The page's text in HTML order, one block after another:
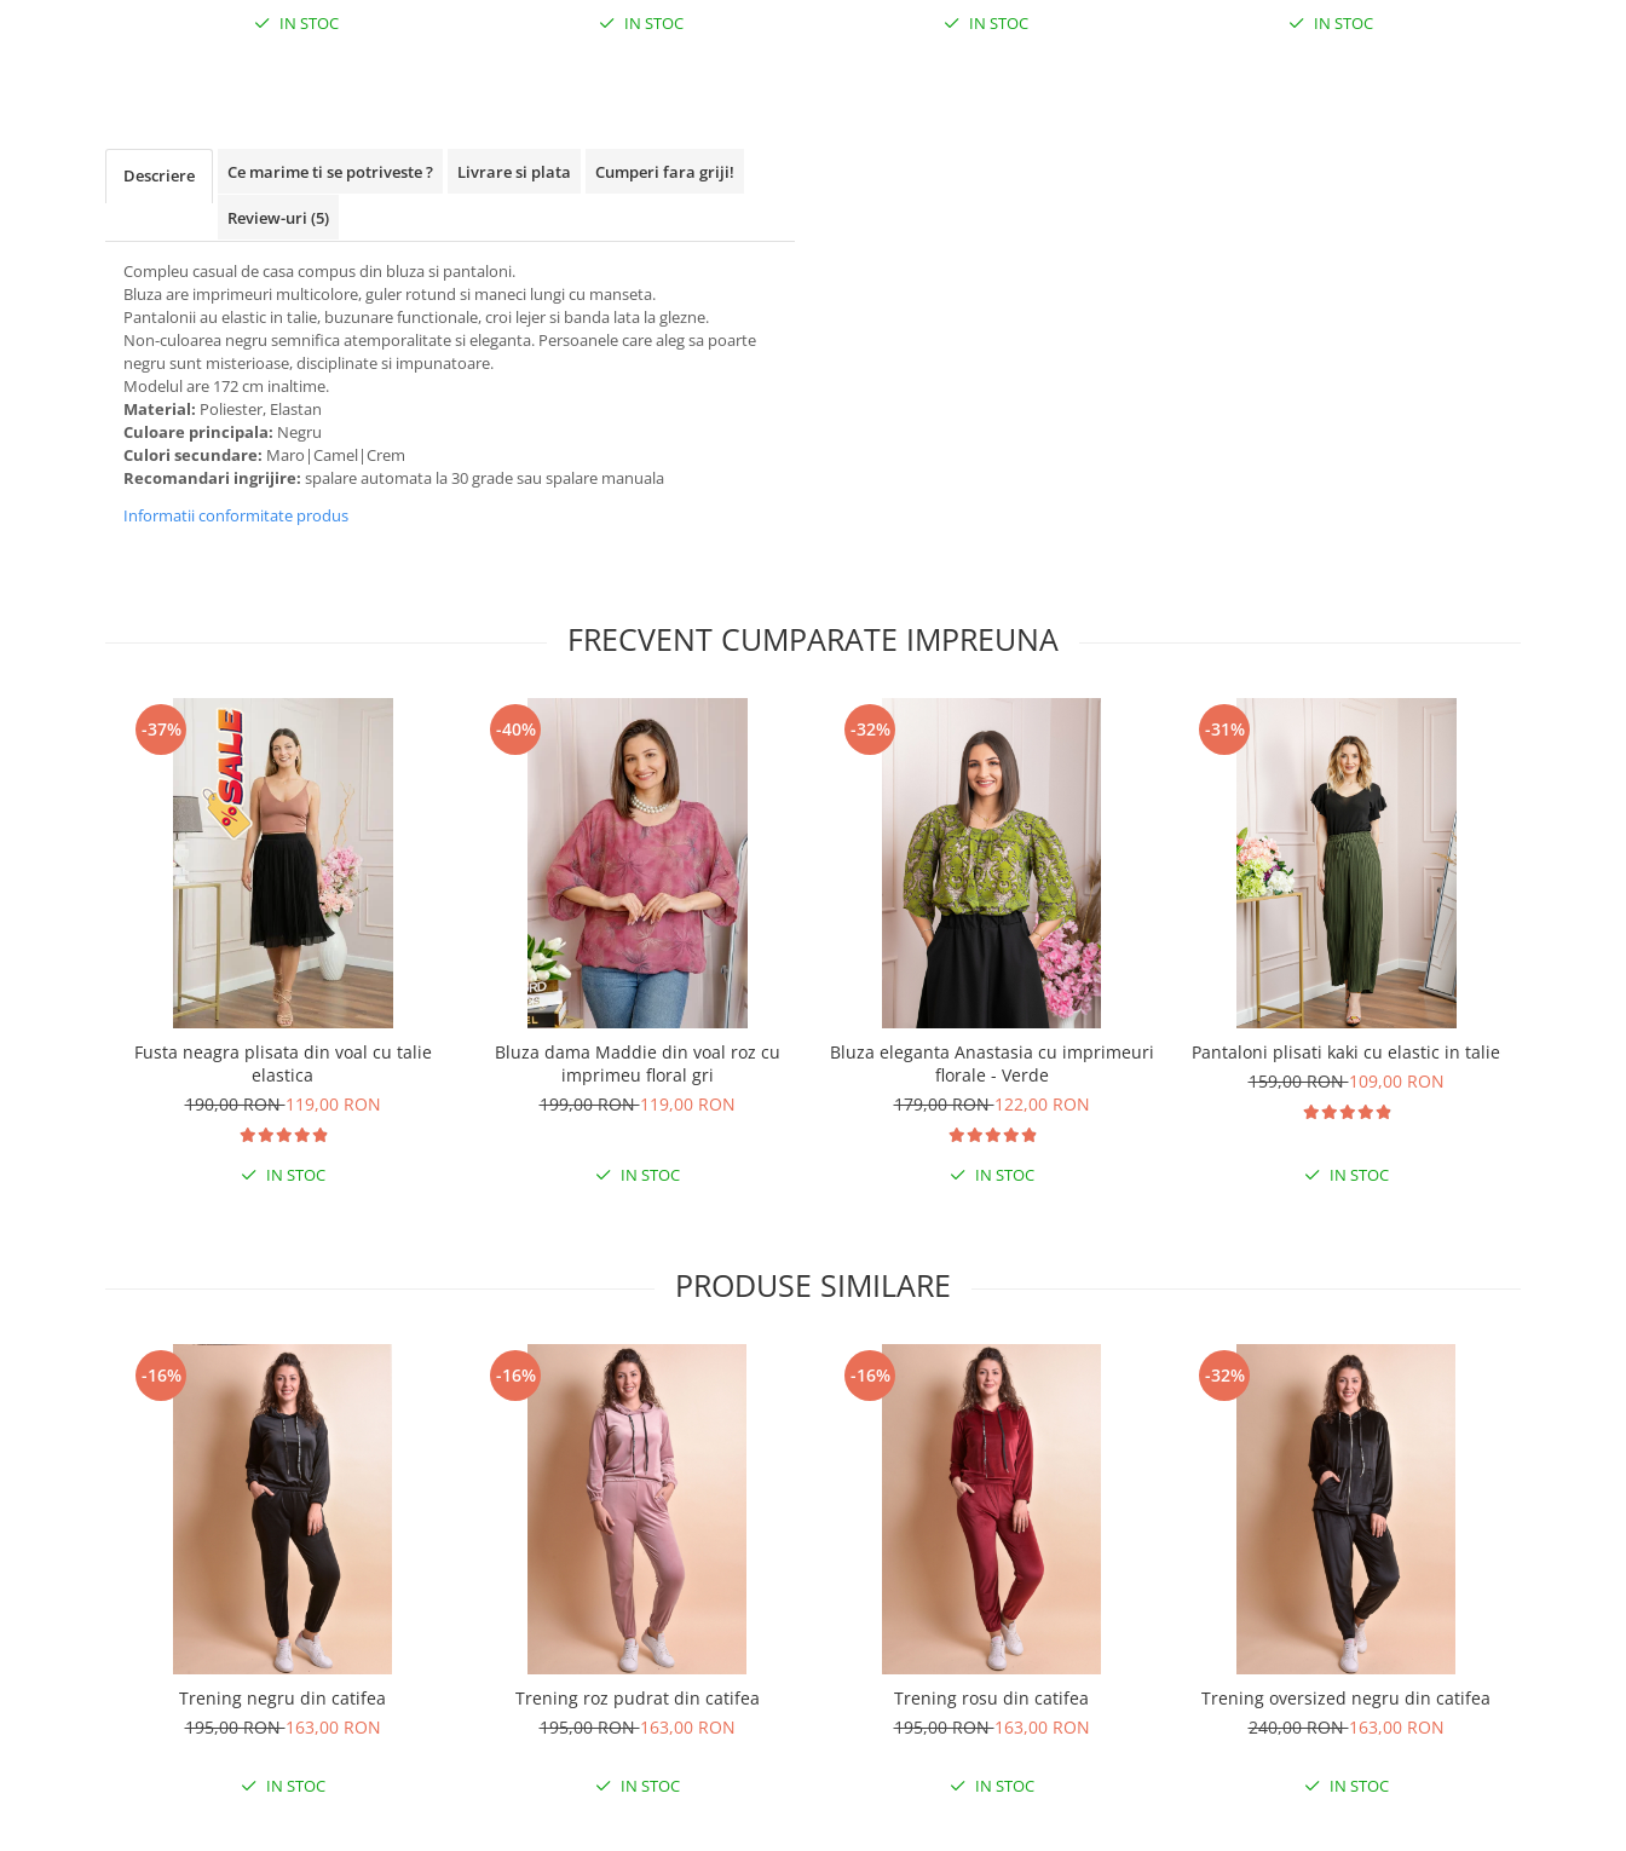
IN STOC IN STOC IN STOC IN STOC
Descriere Ce marime ti se potriveste ? Livrare si plata Cumperi fara griji!
Review-uri (5)
Compleu casual de casa compus din bluza si pantaloni.
Bluza are imprimeuri multicolore, guler rotund si maneci lungi cu manseta.
Pantalonii au elastic in talie, buzunare functionale, croi lejer si banda lata la glezne.
Non-culoarea negru semnifica atemporalitate si eleganta. Persoanele care aleg sa poarte
negru sunt misterioase, disciplinate si impunatoare.
Modelul are 172 cm inaltime.
Material: Poliester, Elastan
Culoare principala: Negru
Culori secundare: Maro|Camel|Crem
Recomandari ingrijire: spalare automata la 30 grade sau spalare manuala
Informatii conformitate produs
FRECVENT CUMPARATE IMPREUNA
-37%
Fusta neagra plisata din voal cu talie
elastica
190,00 RON119,00 RON
IN STOC
-40%
Bluza dama Maddie din voal roz cu
imprimeu floral gri
199,00 RON119,00 RON
IN STOC
-32%
Bluza eleganta Anastasia cu imprimeuri
florale - Verde
179,00 RON122,00 RON
IN STOC
-31%
Pantaloni plisati kaki cu elastic in talie
159,00 RON109,00 RON
IN STOC
PRODUSE SIMILARE
-16%
Trening negru din catifea
195,00 RON163,00 RON
IN STOC
-16%
Trening roz pudrat din catifea
195,00 RON163,00 RON
IN STOC
-16%
Trening rosu din catifea
195,00 RON163,00 RON
IN STOC
-32%
Trening oversized negru din catifea
240,00 RON163,00 RON
IN STOC